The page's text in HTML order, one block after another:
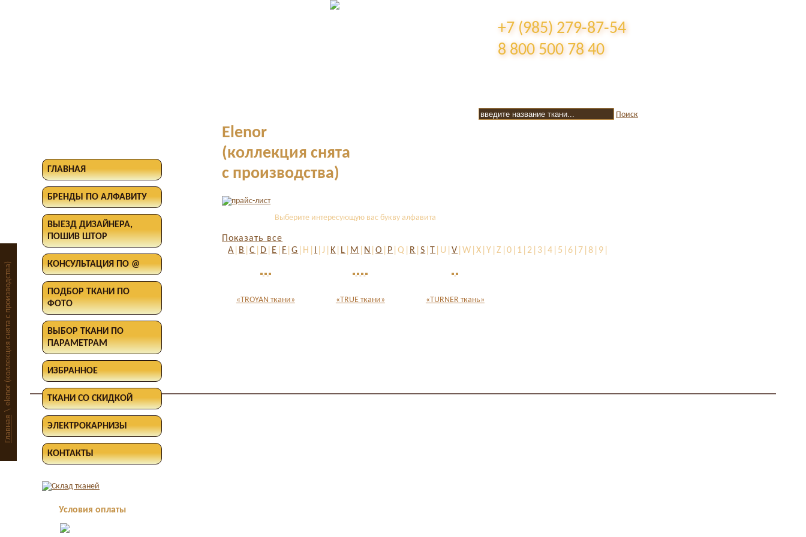
Главная
\
elenor (коллекция снята с производства)
+7 (985) 279-87-54
8 800 500 78 40
Поиск
ГЛАВНАЯ
БРЕНДЫ ПО АЛФАВИТУ
ВЫЕЗД ДИЗАЙНЕРА,
ПОШИВ ШТОР
КОНСУЛЬТАЦИЯ ПО @
ПОДБОР ТКАНИ ПО
ФОТО
ВЫБОР ТКАНИ ПО
ПАРАМЕТРАМ
ИЗБРАННОЕ
ТКАНИ СО СКИДКОЙ
ЭЛЕКТРОКАРНИЗЫ
КОНТАКТЫ
Условия оплаты
Elenor
(коллекция снята
с производства)
Выберите интересующую вас букву алфавита
Показать все
A
B |C D E F |G |H| |J| K L M N |O P |Q| R |S T |U|V |W|X|Y|Z|0|1|2|3|4|5|6|7|8|9|
«TROYAN ткани» «TRUE ткани» «TURNER ткань»